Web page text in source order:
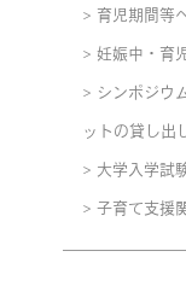
育児期間等
妊娠中・育
シンポジウ
ットの貸し出
大学入学試
子育て支援